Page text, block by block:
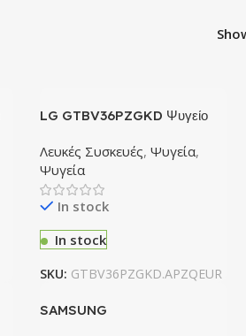
LG GTBV36PZGKD Ψυγείο
Λευκές Συσκευές, Ψυγεία,
Ψυγεία
In stock
In stock
SKU: GTBV36PZGKD.APZQEUR
SAMSUNG